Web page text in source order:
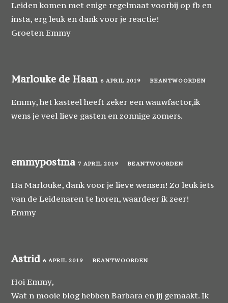
Leiden komen met enige regelmaat voorbij op fb en
insta, erg leuk en dank voor je reactie!
Groeten Emmy
Marlouke de Haan 6 APRIL 2019 BEANTWOORDEN
Emmy, het kasteel heeft zeker een wauwfactor,ik
wens je veel lieve gasten en zonnige zomers.
emmypostma 7 APRIL 2019 BEANTWOORDEN
Ha Marlouke, dank voor je lieve wensen! Zo leuk iets
van de Leidenaren te horen, waardeer ik zeer!
Emmy
Astrid 6 APRIL 2019 BEANTWOORDEN
Hoi Emmy,
Wat n mooie blog hebben Barbara en jij gemaakt. Ik